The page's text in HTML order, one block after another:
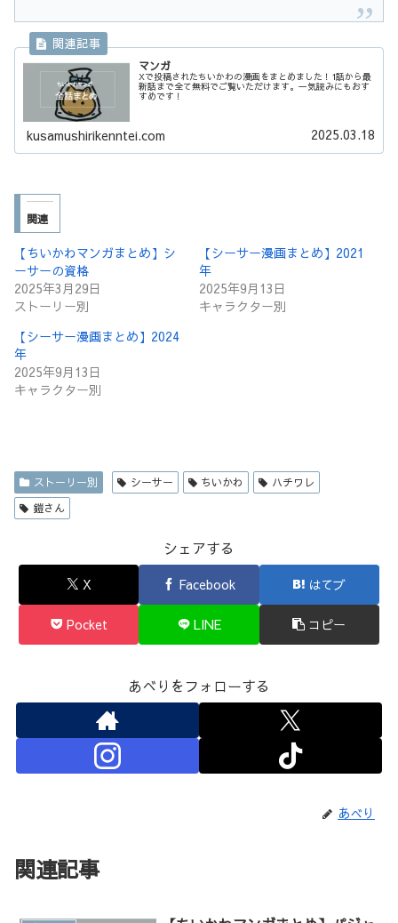
マンガ
Xで投稿されたちいかわの漫画をまとめました！1話から最
新話まで全て無料でご覧いただけます。一気読みにもおす
すめです！
kusamushirikenntei.com 2025.03.18
関連
【ちいかわマンガまとめ】シ
ーサーの資格
2025年3月29日
ストーリー別
【シーサー漫画まとめ】2021
年
2025年9月13日
キャラクター別
【シーサー漫画まとめ】2024
年
2025年9月13日
キャラクター別
ストーリー別 シーサー ちいかわ
ハチワレ
鎧さん
シェアする
X Facebook はてブ
Pocket LINE コピー
あべりをフォローする
あべり
関連記事